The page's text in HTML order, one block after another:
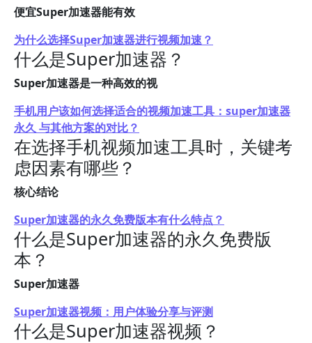
便宜Super加速器能有效
为什么选择Super加速器进行视频加速？
什么是Super加速器？
Super加速器是一种高效的视
手机用户该如何选择适合的视频加速工具：super加速器
永久 与其他方案的对比？
在选择手机视频加速工具时，关键考
虑因素有哪些？
核心结论
Super加速器的永久免费版本有什么特点？
什么是Super加速器的永久免费版
本？
Super加速器
Super加速器视频：用户体验分享与评测
什么是Super加速器视频？